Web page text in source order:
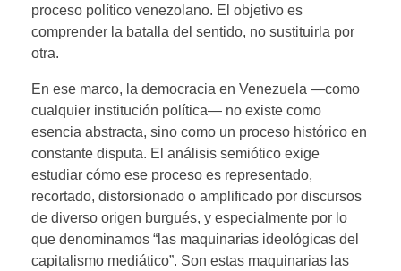
proceso político venezolano. El objetivo es
comprender la batalla del sentido, no sustituirla por
otra.
En ese marco, la democracia en Venezuela —como
cualquier institución política— no existe como
esencia abstracta, sino como un proceso histórico en
constante disputa. El análisis semiótico exige
estudiar cómo ese proceso es representado,
recortado, distorsionado o amplificado por discursos
de diverso origen burgués, y especialmente por lo
que denominamos “las maquinarias ideológicas del
capitalismo mediático”. Son estas maquinarias las